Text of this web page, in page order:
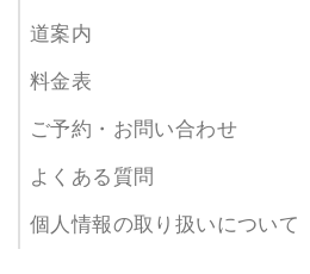
道案内
料金表
ご予約・お問い合わせ
よくある質問
個人情報の取り扱いについて